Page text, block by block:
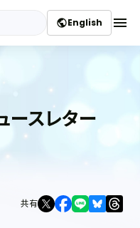
publicEnglish menu
スレター
共有